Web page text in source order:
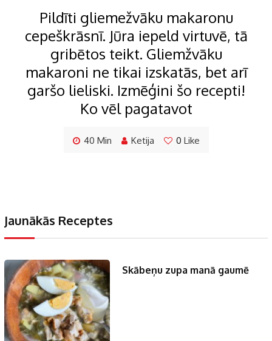
Pildīti gliemežvāku makaronu
cepeškrāsnī. Jūra iepeld virtuvē, tā
gribētos teikt. Gliemžvāku
makaroni ne tikai izskatās, bet arī
garšo lieliski. Izmēģini šo recepti!
Ko vēl pagatavot
40 Min Ketija 0 Like
Jaunākās Receptes
Skābeņu zupa manā gaumē